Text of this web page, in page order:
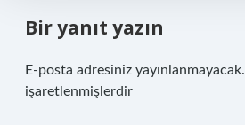
Bir yanıt yazın
E-posta adresiniz yayınlanmayacak.
işaretlenmişlerdir